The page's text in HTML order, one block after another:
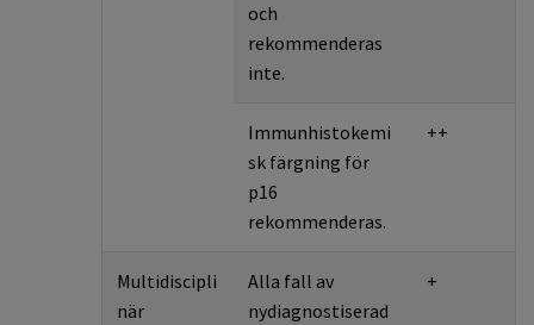
och
rekommenderas
inte.
Immunhistokemi
sk färgning för
p16
rekommenderas.
++
Multidiscipli
när
Alla fall av
nydiagnostiserad
+